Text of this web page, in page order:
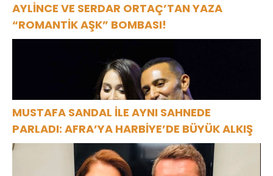
AYLİNCE VE SERDAR ORTAÇ’TAN YAZA
“ROMANTİK AŞK” BOMBASI!
MUSTAFA SANDAL İLE AYNI SAHNEDE
PARLADI: AFRA’YA HARBİYE’DE BÜYÜK ALKIŞ